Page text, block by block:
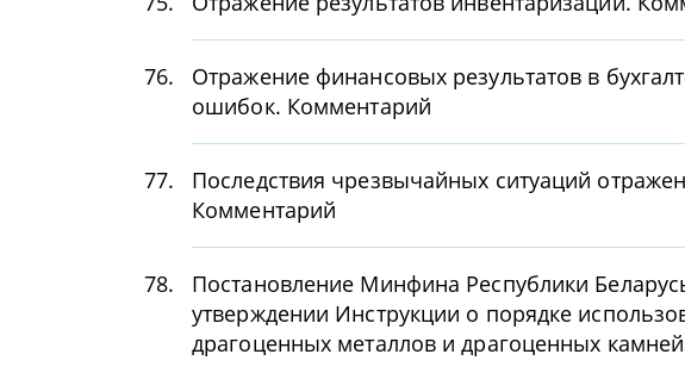
76.
Отражение финансовых результатов в
ошибок. Комментарий
77.
Последствия чрезвычайных ситуаций
Комментарий
78.
Постановление Минфина Республики
утверждении Инструкции о порядке
драгоценных металлов и драгоценных